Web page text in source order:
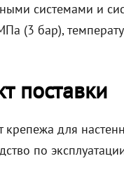
системами и
(3 бар),
поставки
крепежа для
по